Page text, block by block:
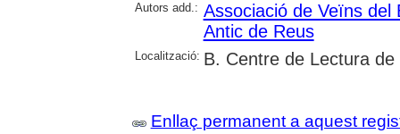
Autors add.: Associació de Veïns del
Antic de Reus
Localització: B. Centre de Lectura de
Enllaç permanent a aquest